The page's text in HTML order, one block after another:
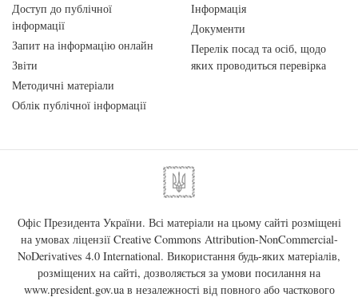
Доступ до публічної
інформації
Запит на інформацію онлайн
Звіти
Методичні матеріали
Облік публічної інформації
Інформація
Документи
Перелік посад та осіб, щодо
яких проводиться перевірка
Офіс Президента України. Всі матеріали на цьому сайті розміщені
на умовах ліцензії Creative Commons Attribution-NonCommercial-
NoDerivatives 4.0 International. Використання будь-яких матеріалів,
розміщених на сайті, дозволяється за умови посилання на
www.president.gov.uaв незалежності від повного або часткового